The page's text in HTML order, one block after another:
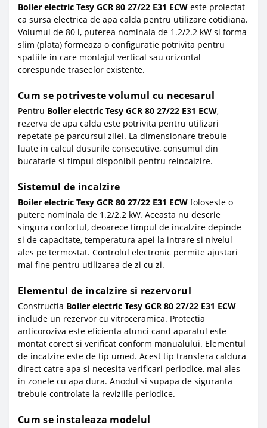
Boiler electric Tesy GCR 80 27/22 E31 ECW este proiectat
ca sursa electrica de apa calda pentru utilizare cotidiana.
Volumul de 80 l, puterea nominala de 1.2/2.2 kW si forma
slim (plata) formeaza o configuratie potrivita pentru
spatiile in care montajul vertical sau orizontal
corespunde traseelor existente.
Cum se potriveste volumul cu necesarul
Pentru Boiler electric Tesy GCR 80 27/22 E31 ECW,
rezerva de apa calda este potrivita pentru utilizari
repetate pe parcursul zilei. La dimensionare trebuie
luate in calcul dusurile consecutive, consumul din
bucatarie si timpul disponibil pentru reincalzire.
Sistemul de incalzire
Boiler electric Tesy GCR 80 27/22 E31 ECW foloseste o
putere nominala de 1.2/2.2 kW. Aceasta nu descrie
singura confortul, deoarece timpul de incalzire depinde
si de capacitate, temperatura apei la intrare si nivelul
ales pe termostat. Controlul electronic permite ajustari
mai fine pentru utilizarea de zi cu zi.
Elementul de incalzire si rezervorul
Constructia Boiler electric Tesy GCR 80 27/22 E31 ECW
include un rezervor cu vitroceramica. Protectia
anticoroziva este eficienta atunci cand aparatul este
montat corect si verificat conform manualului. Elementul
de incalzire este de tip umed. Acest tip transfera caldura
direct catre apa si necesita verificari periodice, mai ales
in zonele cu apa dura. Anodul si supapa de siguranta
trebuie controlate la reviziile periodice.
Cum se instaleaza modelul